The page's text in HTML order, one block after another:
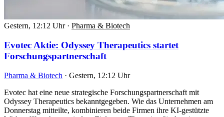
Gestern, 12:12 Uhr · Pharma & Biotech
Evotec Aktie: Odyssey Therapeutics startet
Forschungspartnerschaft
Pharma & Biotech · Gestern, 12:12 Uhr
Evotec hat eine neue strategische Forschungspartnerschaft mit
Odyssey Therapeutics bekanntgegeben. Wie das Unternehmen am
Donnerstag mitteilte, kombinieren beide Firmen ihre KI-gestützte